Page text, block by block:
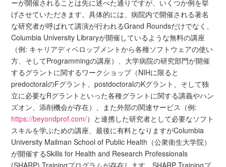
ーが開催されることは先に述べた通りですが、いくつか例を挙
げさせていただきます。具体的には、病院内で開催される著名
な研究者が呼ばれて講演が行われるGrand Roundsだけでなく、
Columbia University Libraryが開催しているような無料の講座
（例: キャリアディベロップメントから各種ソフトウェアの使い
方、そしてProgrammingの講座）、大学病院の研究部門が開催
するグラントに関するワークショップ（NIHに限ると
predoctoralのFグラント、postdoctoralのKグラント、そして独
立に必要なRグラントといった各種グラントに関する講義やハン
ズオン、添削機会が存在）、また外部の関連サービス（例:
https://beyondprof.com/）と連携した研究者として必要なソフト
スキルを学ぶための講座、最後に有料となりますがColumbia
University Mailman School of Public Health（公衆衛生大学院）
が開催するSkills for Health and Research Professionals
(SHARP) Trainingプログラムが存在します。SHARP Trainingプ